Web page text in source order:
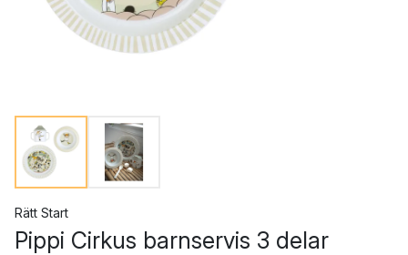
Rätt Start
Pippi Cirkus barnservis 3 delar